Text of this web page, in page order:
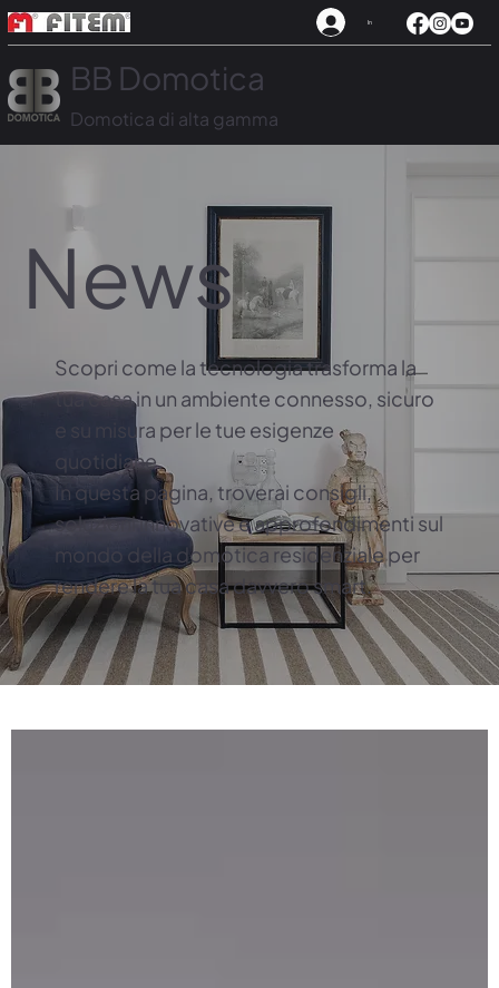
In
BB Domotica
Domotica di alta gamma
News
Scopri come la tecnologia trasforma la
tua casa in un ambiente connesso, sicuro
e su misura per le tue esigenze
quotidiane.
In questa pagina, troverai consigli,
soluzioni innovative e approfondimenti sul
mondo della domotica residenziale per
rendere la tua casa davvero smart.